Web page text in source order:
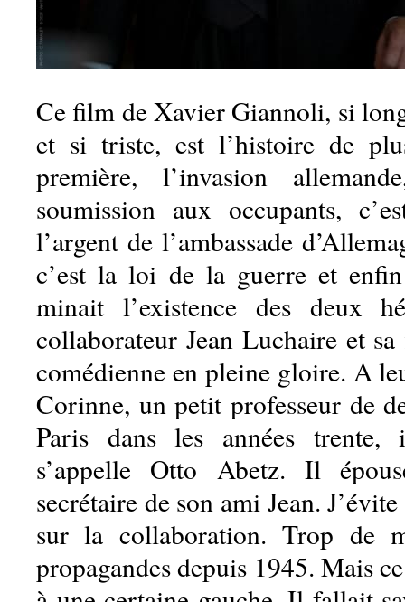
Ce film de Xavier Giannoli, si
et si triste, est l’histoire de
première, l’invasion
soumission aux occupants,
l’argent de l’ambassade
c’est la loi de la guerre et
minait l’existence des deux
collaborateur Jean Luchaire et
comédienne en pleine gloire. A
Corinne, un petit professeur de
Paris dans les années
s’appelle Otto Abetz. Il
secrétaire de son ami Jean.
sur la collaboration. Trop de
propagandes depuis 1945. Mais